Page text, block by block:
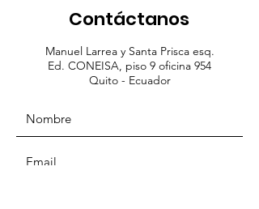
Contáctanos
Manuel Larrea y Santa Prisca esq.
Ed. CONEISA, piso 9 oficina 954
Quito - Ecuador